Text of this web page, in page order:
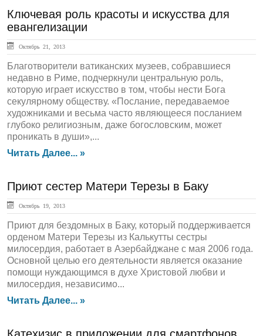
Ключевая роль красоты и искусства для
евангелизации
Октябрь 21, 2013
Благотворители ватиканских музеев, собравшиеся
недавно в Риме, подчеркнули центральную роль,
которую играет искусство в том, чтобы нести Бога
секулярному обществу. «Послание, передаваемое
художниками и весьма часто являющееся посланием
глубоко религиозным, даже богословским, может
проникать в души»,...
Читать Далее... »
Приют сестер Матери Терезы в Баку
Октябрь 19, 2013
Приют для бездомных в Баку, который поддерживается
орденом Матери Терезы из Калькутты сестры
милосердия, работает в Азербайджане с мая 2006 года.
Основной целью его деятельности является оказание
помощи нуждающимся в духе Христовой любви и
милосердия, независимо...
Читать Далее... »